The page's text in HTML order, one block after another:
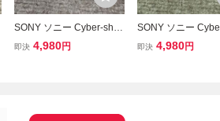
SONY ソニー Cyber-shot
サイバーショット DSC-W
即決 4,980円
SONY ソニー
サイバーショット
即決 4,980円